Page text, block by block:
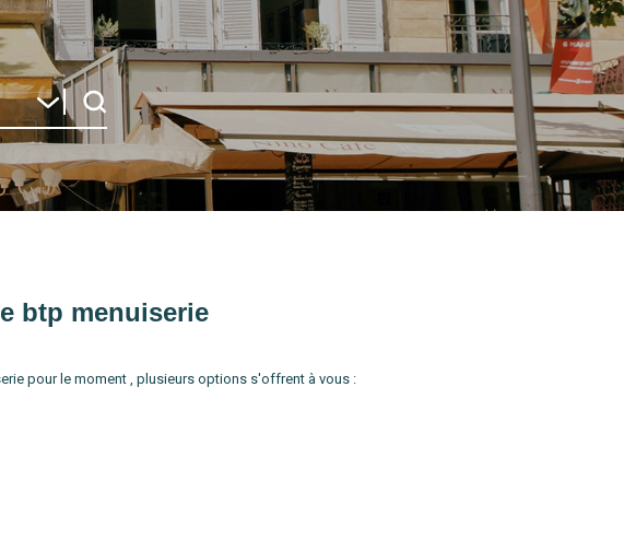
btp menuiserie
pour le moment , plusieurs options s'offrent à vous :